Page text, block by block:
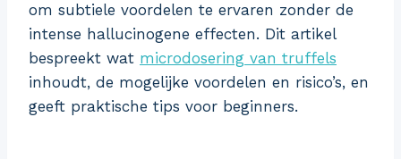
om subtiele voordelen te ervaren zonder de
intense hallucinogene effecten. Dit artikel
bespreekt wat microdosering van truffels
inhoudt, de mogelijke voordelen en risico’s, en
geeft praktische tips voor beginners.